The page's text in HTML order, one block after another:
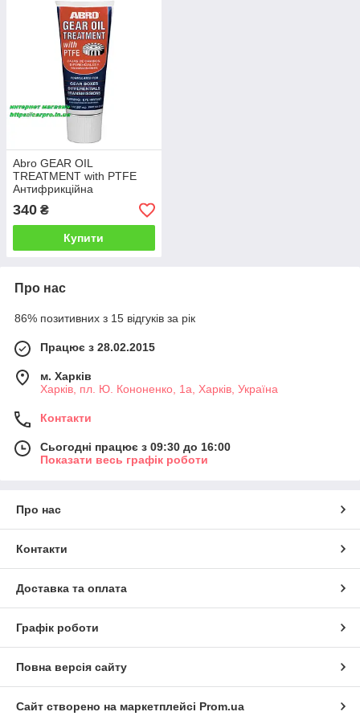
Abro GEAR OIL
TREATMENT with PTFE
Антифрикційна
трансмісійну оливу.
340 ₴
Купити
Про нас
86% позитивних з 15 відгуків за рік
Працює з 28.02.2015
м. Харків
Харків, пл. Ю. Кононенко, 1а, Харків, Україна
Контакти
Сьогодні працює з 09:30 до 16:00
Показати весь графік роботи
Про нас
Контакти
Доставка та оплата
Графік роботи
Повна версія сайту
Сайт створено на маркетплейсі Prom.ua